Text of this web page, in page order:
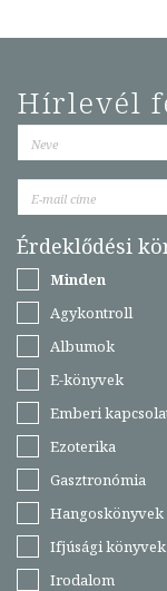
Hírlevél
Érdeklődési
Minden
Agykontroll
Albumok
E-könyvek
Emberi
Ezoterika
Gasztronómia
Hangoskönyvek
Ifjúsági könyvek
Irodalom